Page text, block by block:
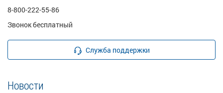
8-800-222-55-86
Звонок бесплатный
Служба поддержки
Новости